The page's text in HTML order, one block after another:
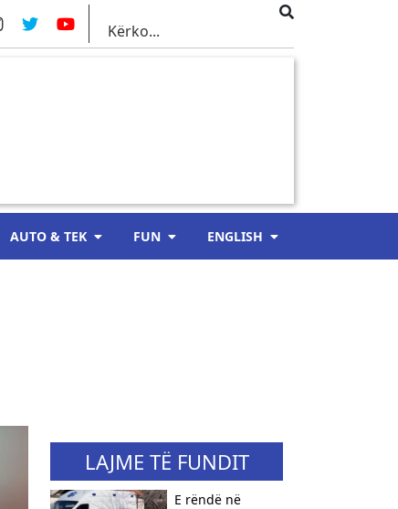
AUTO & TEK FUN ENGLISH
LAJME TË FUNDIT
E rëndë në